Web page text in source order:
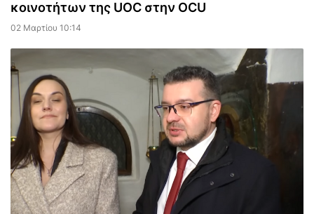
κοινοτήτων της UOC στην OCU
02 Μαρτίου 10:14